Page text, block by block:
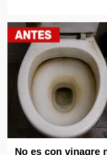
No es con vinagre